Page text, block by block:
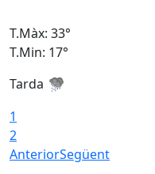
T.Màx: 33°
T.Min: 17°
Tarda
1
2
AnteriorSegüent